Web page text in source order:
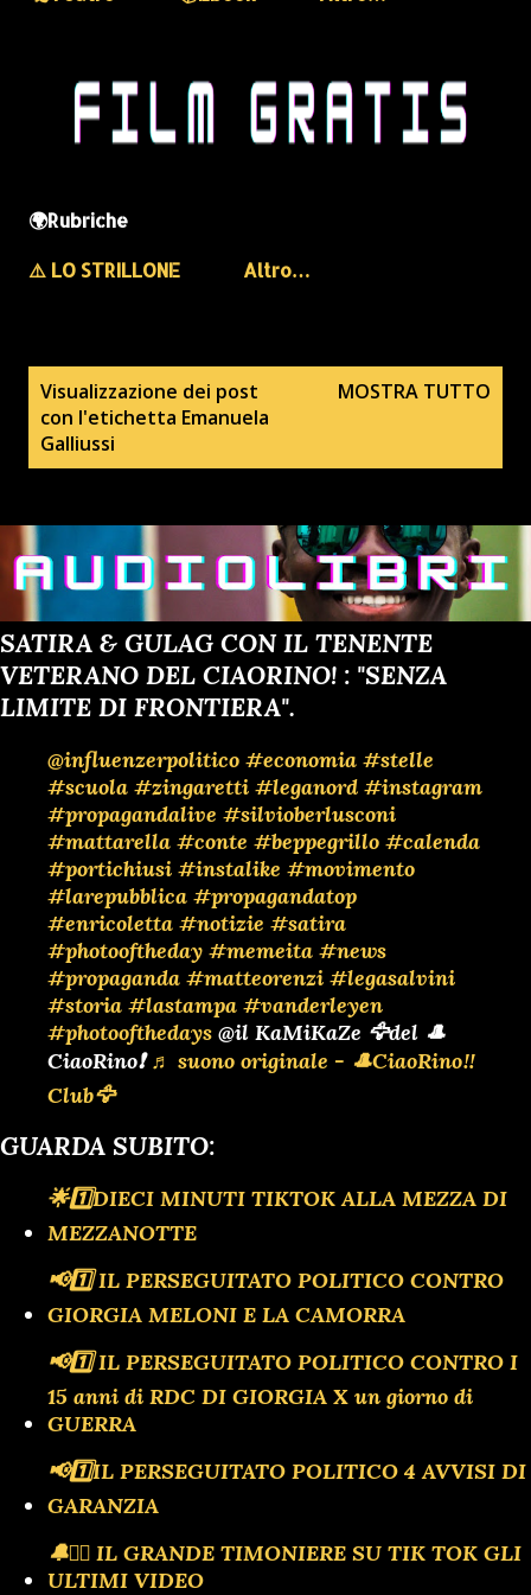
🌍Rubriche
⚠️ LO STRILLONE
Altro…
Visualizzazione dei post
con l'etichetta Emanuela
Galliussi
MOSTRA TUTTO
SATIRA & GULAG CON IL TENENTE
VETERANO DEL CIAORINO! : "SENZA
LIMITE DI FRONTIERA".
@influenzerpolitico #economia #stelle
#scuola #zingaretti #leganord #instagram
#propagandalive #silvioberlusconi
#mattarella #conte #beppegrillo #calenda
#portichiusi #instalike #movimento
#larepubblica #propagandatop
#enricoletta #notizie #satira
#photooftheday #memeita #news
#propaganda #matteorenzi #legasalvini
#storia #lastampa #vanderleyen
#photoofthedays @il KaMiKaZe 🦅del 🎩
CiaoRino❗♬ suono originale - 🎩CiaoRino‼️
Club🦅
GUARDA SUBITO:
🌟1️⃣DIECI MINUTI TIKTOK ALLA MEZZA DI
MEZZANOTTE
📢1️⃣ IL PERSEGUITATO POLITICO CONTRO
GIORGIA MELONI E LA CAMORRA
📢1️⃣ IL PERSEGUITATO POLITICO CONTRO I
15 anni di RDC DI GIORGIA X un giorno di
GUERRA
📢1️⃣IL PERSEGUITATO POLITICO 4 AVVISI DI
GARANZIA
🔔🏴‍☠️ IL GRANDE TIMONIERE SU TIK TOK GLI
ULTIMI VIDEO